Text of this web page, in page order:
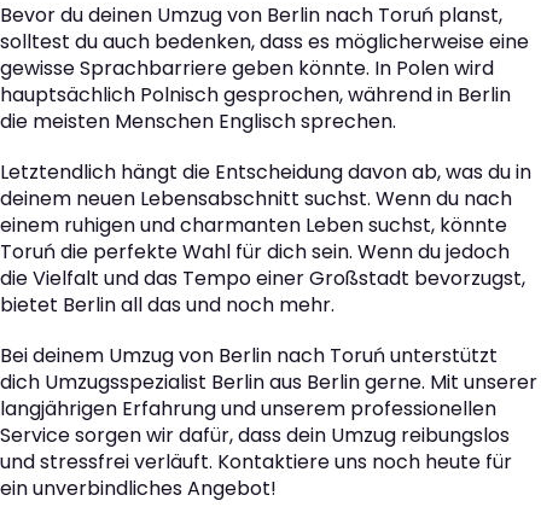
Bevor du deinen Umzug von Berlin nach Toruń planst,
solltest du auch bedenken, dass es möglicherweise eine
gewisse Sprachbarriere geben könnte. In Polen wird
hauptsächlich Polnisch gesprochen, während in Berlin
die meisten Menschen Englisch sprechen.
Letztendlich hängt die Entscheidung davon ab, was du in
deinem neuen Lebensabschnitt suchst. Wenn du nach
einem ruhigen und charmanten Leben suchst, könnte
Toruń die perfekte Wahl für dich sein. Wenn du jedoch
die Vielfalt und das Tempo einer Großstadt bevorzugst,
bietet Berlin all das und noch mehr.
Bei deinem Umzug von Berlin nach Toruń unterstützt
dich Umzugsspezialist Berlin aus Berlin gerne. Mit unserer
langjährigen Erfahrung und unserem professionellen
Service sorgen wir dafür, dass dein Umzug reibungslos
und stressfrei verläuft. Kontaktiere uns noch heute für
ein unverbindliches Angebot!